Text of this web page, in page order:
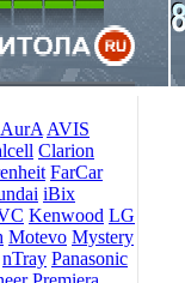
AurA AVIS
Clarion
FarCar
iBix
Kenwood LG
Motevo Mystery
nTray Panasonic